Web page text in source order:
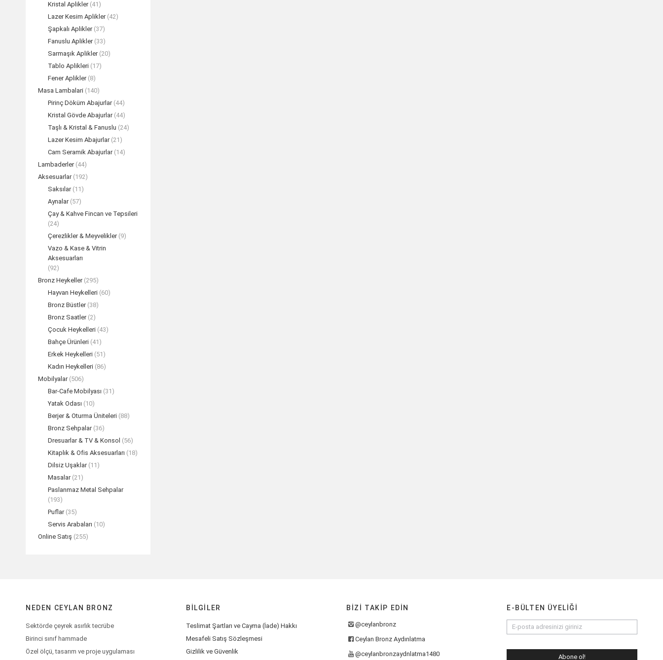
Kristal Aplikler (41)
Lazer Kesim Aplikler (42)
Şapkalı Aplikler (37)
Fanuslu Aplikler (33)
Sarmaşık Aplikler (20)
Tablo Aplikleri (17)
Fener Aplikler (8)
Masa Lambalari (140)
Pirinç Döküm Abajurlar (44)
Kristal Gövde Abajurlar (44)
Taşlı & Kristal & Fanuslu (24)
Lazer Kesim Abajurlar (21)
Cam Seramik Abajurlar (14)
Lambaderler (44)
Aksesuarlar (192)
Saksılar (11)
Aynalar (57)
Çay & Kahve Fincan ve Tepsileri
(24)
Çerezlikler & Meyvelikler (9)
Vazo & Kase & Vitrin
Aksesuarları
(92)
Bronz Heykeller (295)
Hayvan Heykelleri (60)
Bronz Büstler (38)
Bronz Saatler (2)
Çocuk Heykelleri (43)
Bahçe Ürünleri (41)
Erkek Heykelleri (51)
Kadın Heykelleri (86)
Mobilyalar (506)
Bar-Cafe Mobilyası (31)
Yatak Odası (10)
Berjer & Oturma Üniteleri (88)
Bronz Sehpalar (36)
Dresuarlar & TV & Konsol (56)
Kitaplık & Ofis Aksesuarları (18)
Dilsiz Uşaklar (11)
Masalar (21)
Paslanmaz Metal Sehpalar
(193)
Puflar (35)
Servis Arabaları (10)
Online Satış (255)
NEDEN CEYLAN BRONZ
Sektörde çeyrek asırlık tecrübe
Birinci sınıf hammade
Özel ölçü, tasarım ve proje uygulaması
BILGILER
Teslimat Şartları ve Cayma (İade) Hakkı
Mesafeli Satış Sözleşmesi
Gizlilik ve Güvenlik
BIZI TAKIP EDIN
@ceylanbronz
Ceylan Bronz Aydınlatma
@ceylanbronzaydnlatma1480
E-BÜLTEN ÜYELIĞI